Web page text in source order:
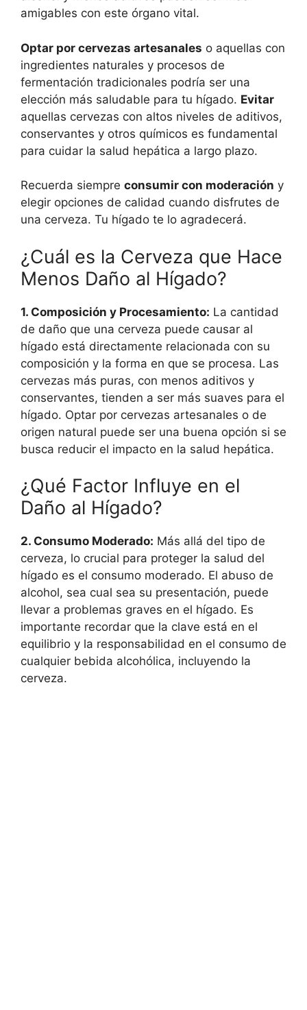
amigables con este órgano vital.
Optar por cervezas artesanales o aquellas con
ingredientes naturales y procesos de
fermentación tradicionales podría ser una
elección más saludable para tu hígado. Evitar
aquellas cervezas con altos niveles de aditivos,
conservantes y otros químicos es fundamental
para cuidar la salud hepática a largo plazo.
Recuerda siempre consumir con moderación y
elegir opciones de calidad cuando disfrutes de
una cerveza. Tu hígado te lo agradecerá.
¿Cuál es la Cerveza que Hace
Menos Daño al Hígado?
1. Composición y Procesamiento: La cantidad
de daño que una cerveza puede causar al
hígado está directamente relacionada con su
composición y la forma en que se procesa. Las
cervezas más puras, con menos aditivos y
conservantes, tienden a ser más suaves para el
hígado. Optar por cervezas artesanales o de
origen natural puede ser una buena opción si se
busca reducir el impacto en la salud hepática.
¿Qué Factor Influye en el
Daño al Hígado?
2. Consumo Moderado: Más allá del tipo de
cerveza, lo crucial para proteger la salud del
hígado es el consumo moderado. El abuso de
alcohol, sea cual sea su presentación, puede
llevar a problemas graves en el hígado. Es
importante recordar que la clave está en el
equilibrio y la responsabilidad en el consumo de
cualquier bebida alcohólica, incluyendo la
cerveza.